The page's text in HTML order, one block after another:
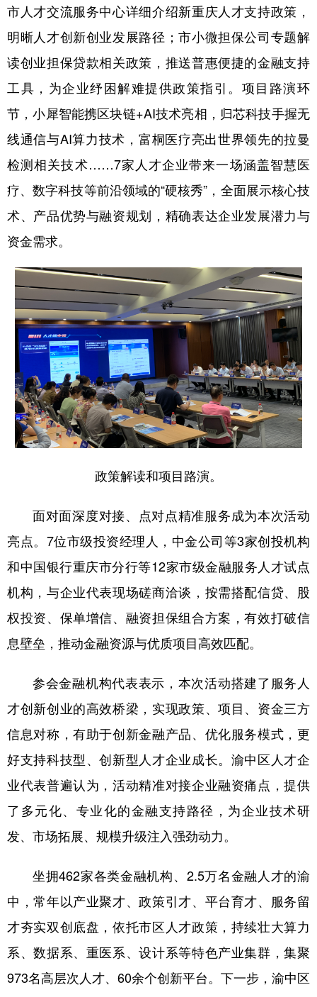
市人才交流服务中心详细介绍新重庆人才支持政策，
明晰人才创新创业发展路径；市小微担保公司专题解
读创业担保贷款相关政策，推送普惠便捷的金融支持
工具，为企业纾困解难提供政策指引。项目路演环
节，小犀智能携区块链+AI技术亮相，归芯科技手握无
线通信与AI算力技术，富桐医疗亮出世界领先的拉曼
检测相关技术……7家人才企业带来一场涵盖智慧医
疗、数字科技等前沿领域的“硬核秀”，全面展示核心技
术、产品优势与融资规划，精确表达企业发展潜力与
资金需求。
政策解读和项目路演。
面对面深度对接、点对点精准服务成为本次活动
亮点。7位市级投资经理人，中金公司等3家创投机构
和中国银行重庆市分行等12家市级金融服务人才试点
机构，与企业代表现场磋商洽谈，按需搭配信贷、股
权投资、保单增信、融资担保组合方案，有效打破信
息壁垒，推动金融资源与优质项目高效匹配。
参会金融机构代表表示，本次活动搭建了服务人
才创新创业的高效桥梁，实现政策、项目、资金三方
信息对称，有助于创新金融产品、优化服务模式，更
好支持科技型、创新型人才企业成长。渝中区人才企
业代表普遍认为，活动精准对接企业融资痛点，提供
了多元化、专业化的金融支持路径，为企业技术研
发、市场拓展、规模升级注入强劲动力。
坐拥462家各类金融机构、2.5万名金融人才的渝
中，常年以产业聚才、政策引才、平台育才、服务留
才夯实双创底盘，依托市区人才政策，持续壮大算力
系、数据系、重医系、设计系等特色产业集群，集聚
973名高层次人才、60余个创新平台。下一步，渝中区